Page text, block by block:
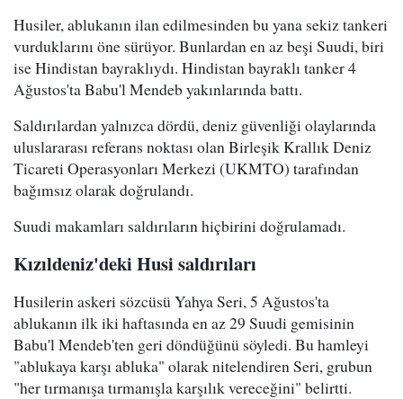
Husiler, ablukanın ilan edilmesinden bu yana sekiz tankeri
vurduklarını öne sürüyor. Bunlardan en az beşi Suudi, biri
ise Hindistan bayraklıydı. Hindistan bayraklı tanker 4
Ağustos'ta Babu'l Mendeb yakınlarında battı.
Saldırılardan yalnızca dördü, deniz güvenliği olaylarında
uluslararası referans noktası olan Birleşik Krallık Deniz
Ticareti Operasyonları Merkezi (UKMTO) tarafından
bağımsız olarak doğrulandı.
Suudi makamları saldırıların hiçbirini doğrulamadı.
Kızıldeniz'deki Husi saldırıları
Husilerin askeri sözcüsü Yahya Seri, 5 Ağustos'ta
ablukanın ilk iki haftasında en az 29 Suudi gemisinin
Babu'l Mendeb'ten geri döndüğünü söyledi. Bu hamleyi
"ablukaya karşı abluka" olarak nitelendiren Seri, grubun
"her tırmanışa tırmanışla karşılık vereceğini" belirtti.